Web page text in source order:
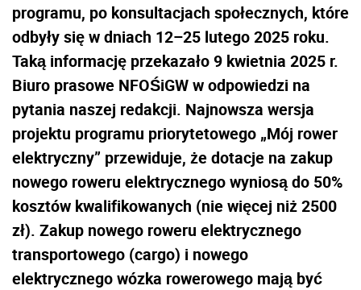
programu, po konsultacjach społecznych, które
odbyły się w dniach 12–25 lutego 2025 roku.
Taką informację przekazało 9 kwietnia 2025 r.
Biuro prasowe NFOŚiGW w odpowiedzi na
pytania naszej redakcji. Najnowsza wersja
projektu programu priorytetowego „Mój rower
elektryczny” przewiduje, że dotacje na zakup
nowego roweru elektrycznego wyniosą do 50%
kosztów kwalifikowanych (nie więcej niż 2500
zł). Zakup nowego roweru elektrycznego
transportowego (cargo) i nowego
elektrycznego wózka rowerowego mają być